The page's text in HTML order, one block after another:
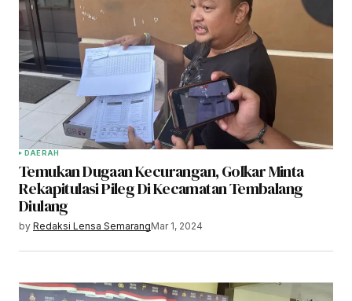
DAERAH
Temukan Dugaan Kecurangan, Golkar Minta
Rekapitulasi Pileg Di Kecamatan Tembalang
Diulang
by Redaksi Lensa SemarangMar 1, 2024